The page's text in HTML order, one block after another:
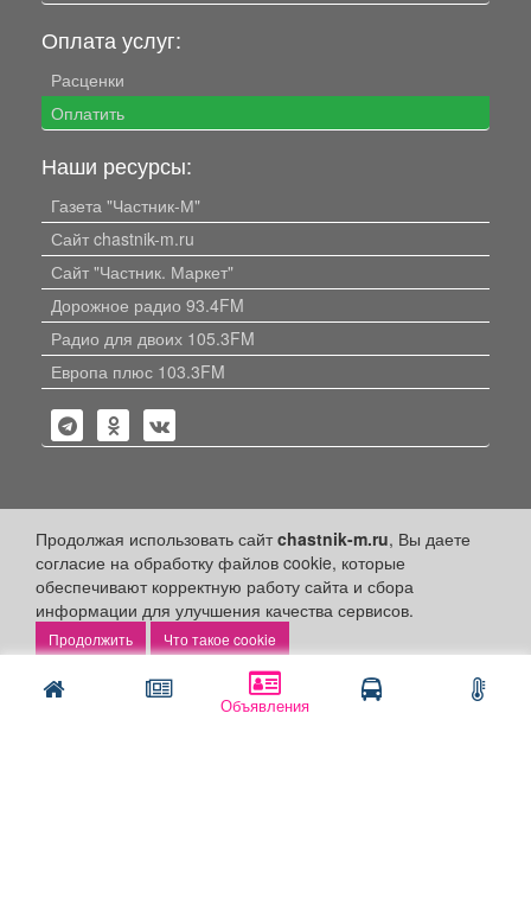
Объявления
Продолжая использовать сайтchastnik-m.ru, Вы даете
согласие на обработку файлов cookie, которые
обеспечивают корректную работу сайта и сбора
информации для улучшения качества сервисов.
Что такое cookie
Оплата услуг:
Расценки
Оплатить
Наши ресурсы:
Газета "Частник-М"
Сайт chastnik-m.ru
Сайт "Частник. Маркет"
Дорожное радио 93.4FM
Радио для двоих 105.3FM
Европа плюс 103.3FM
Политика конфиденциальности
Публикации с пометкой «Реклама», «На правах рекламы»,
«Партнёрский проект» оплачены рекламодателем.
Редакция сайта не несет ответственности за достоверность
информации, содержащейся в рекламных материалах и
объявлениях.
+16 © 2006-2026 ООО "Частник-М"